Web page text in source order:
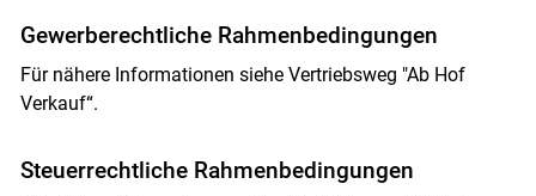
Gewerberechtliche Rahmenbedingungen
Für nähere Informationen siehe Vertriebsweg "Ab Hof
Verkauf“.
Steuerrechtliche Rahmenbedingungen